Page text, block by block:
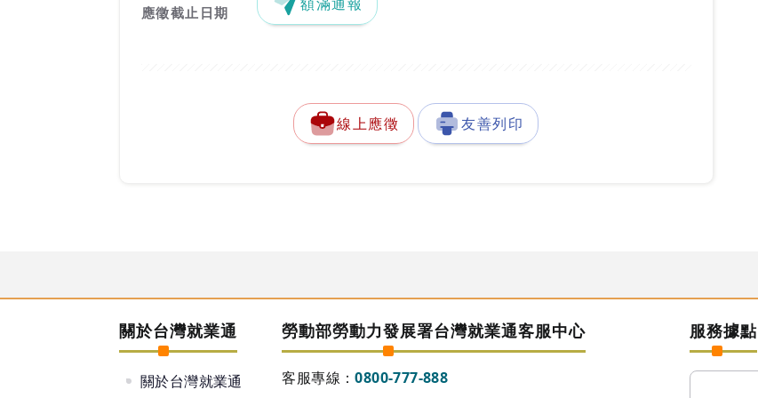
應徵截止日期
線上應徵 友善列印
關於台灣就業通
關於台灣就業通
勞動部勞動力發展署台灣就業通客服中心
客服專線：0800-777-888
服務據點